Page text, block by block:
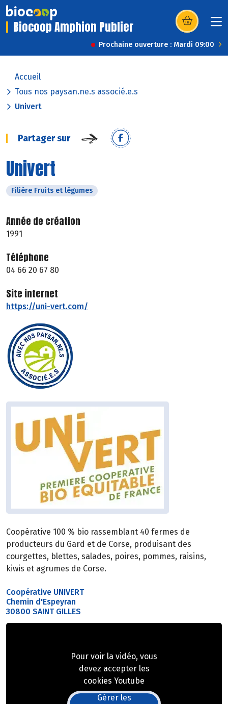
Biocoop Amphion Publier (s’ouvre dans
Prochaine ouverture : Mardi 09:00
Accueil
Tous nos paysan.ne.s associé.e.s
Univert
Partager sur
Univert
Filière Fruits et légumes
Année de création
1991
Téléphone
04 66 20 67 80
Site internet
https://uni-vert.com/
Coopérative 100 % bio rassemblant 40 fermes de
producteurs du Gard et de Corse, produisant des
courgettes, blettes, salades, poires, pommes, raisins,
kiwis et agrumes de Corse.
Coopérative UNIVERT
Chemin d'Espeyran
30800 SAINT GILLES
Pour voir la vidéo, vous
devez accepter les
cookies Youtube
Gérer les